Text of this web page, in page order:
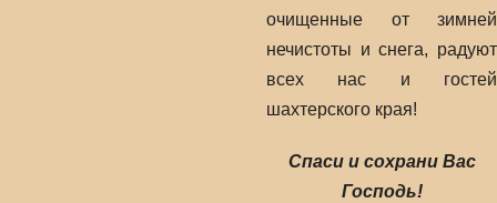
очищенные от зимней
нечистоты и снега, радуют
всех нас и гостей
шахтерского края!
Спаси и сохрани Вас
Господь!